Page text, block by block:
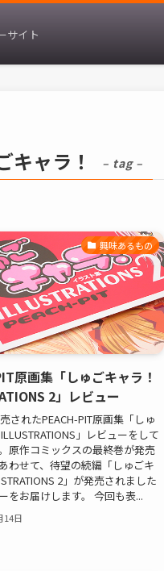
サイト
キャラ！ – tag –
興味あるもの
原画集「しゅごキャラ！
2」レビュー
されたPEACH-PIT原画集「しゅ
」レビューをして
原作コミックスの最終巻が発売
わせて、待望の続編「しゅごキ
2」が発売されました
をお届けします。 今回も表...
14日